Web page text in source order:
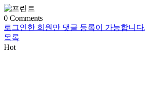
0 Comments
로그인한 회원만 댓글 등록이 가능합니다.
목록
Hot